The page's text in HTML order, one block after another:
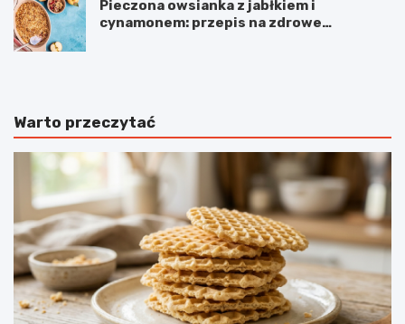
Pieczona owsianka z jabłkiem i
cynamonem: przepis na zdrowe
Warto przeczytać